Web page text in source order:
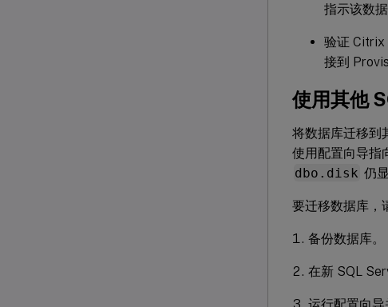
指示该数
验证 Citrix
接到
使用其他
将数据库迁移到
使用配置向导指
dbo.disk 仍
要迁移数据库，
备份数据库。
在新 SQL
运行配置向导